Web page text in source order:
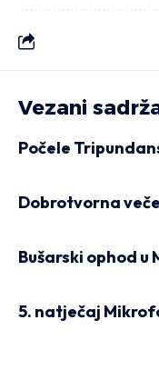
Vezani
Počele
Dobrotvorna
Bušarski ophod u
5. natječaj